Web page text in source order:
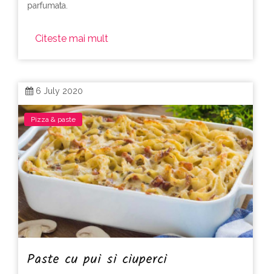
parfumata.
Citeste mai mult
6 July 2020
Pizza & paste
Paste cu pui si ciuperci